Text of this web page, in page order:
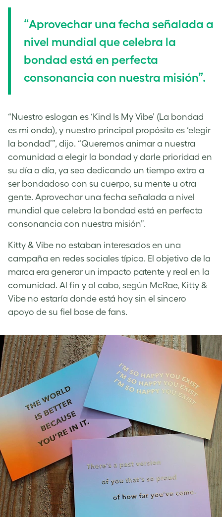
“Aprovechar una fecha señalada a
nivel mundial que celebra la
bondad está en perfecta
consonancia con nuestra misión”.
“Nuestro eslogan es ‘Kind Is My Vibe’ (La bondad
es mi onda), y nuestro principal propósito es ‘elegir
la bondad’”, dijo. “Queremos animar a nuestra
comunidad a elegir la bondad y darle prioridad en
su día a día, ya sea dedicando un tiempo extra a
ser bondadoso con su cuerpo, su mente u otra
gente. Aprovechar una fecha señalada a nivel
mundial que celebra la bondad está en perfecta
consonancia con nuestra misión”.
Kitty & Vibe no estaban interesados en una
campaña en redes sociales típica. El objetivo de la
marca era generar un impacto patente y real en la
comunidad. Al fin y al cabo, según McRae, Kitty &
Vibe no estaría donde está hoy sin el sincero
apoyo de su fiel base de fans.